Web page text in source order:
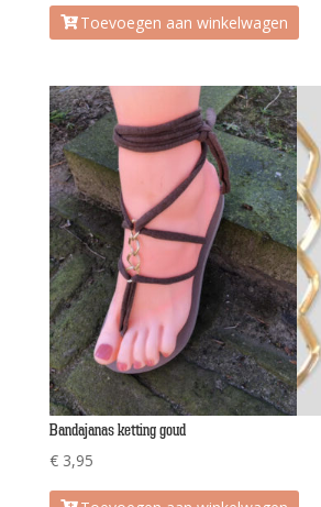
Toevoegen aan winkelwagen
Bandajanas ketting goud
€3,95